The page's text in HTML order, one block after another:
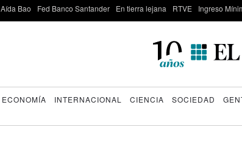
Aída Bao Fed Banco Santander En tierra lejana RTVE Ingreso
ECONOMÍA INTERNACIONAL CIENCIA SOCIEDAD